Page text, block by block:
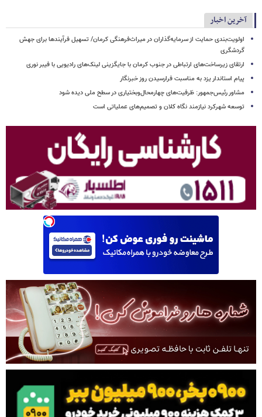
آخرین اخبار
اولویت‌بندی حمایت از سرمایه‌گذاران در میراث‌فرهنگی کرمان/ تسهیل فرآیندها برای جهش
گردشگری
ارتقای زیرساخت‌های ارتباطی در جنوب کرمان با جایگزینی لینک‌های رادیویی با فیبر نوری
پیام استاندار یزد به مناسبت فرارسیدن روز خبرنگار
مشاور رئیس‌جمهور: ظرفیت‌های چهارمحال‌وبختیاری در سطح ملی دیده شود
توسعه شهرکرد نیازمند نگاه کلان و تصمیم‌های عملیاتی است